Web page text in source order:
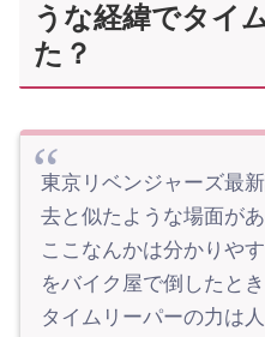
うな経緯でタイ
た？
東京リベンジャーズ最
去と似たような場面が
ここなんかは分かりや
をバイク屋で倒したと
タイムリーパーの力は